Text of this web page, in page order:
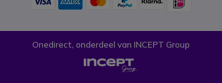
Onedirect, onderdeel van INCEPT Group